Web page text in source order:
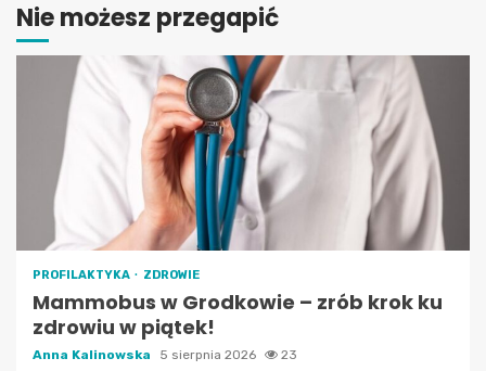
Nie możesz przegapić
PROFILAKTYKA ZDROWIE
Mammobus w Grodkowie – zrób krok ku
zdrowiu w piątek!
Anna Kalinowska 5 sierpnia 2026 23